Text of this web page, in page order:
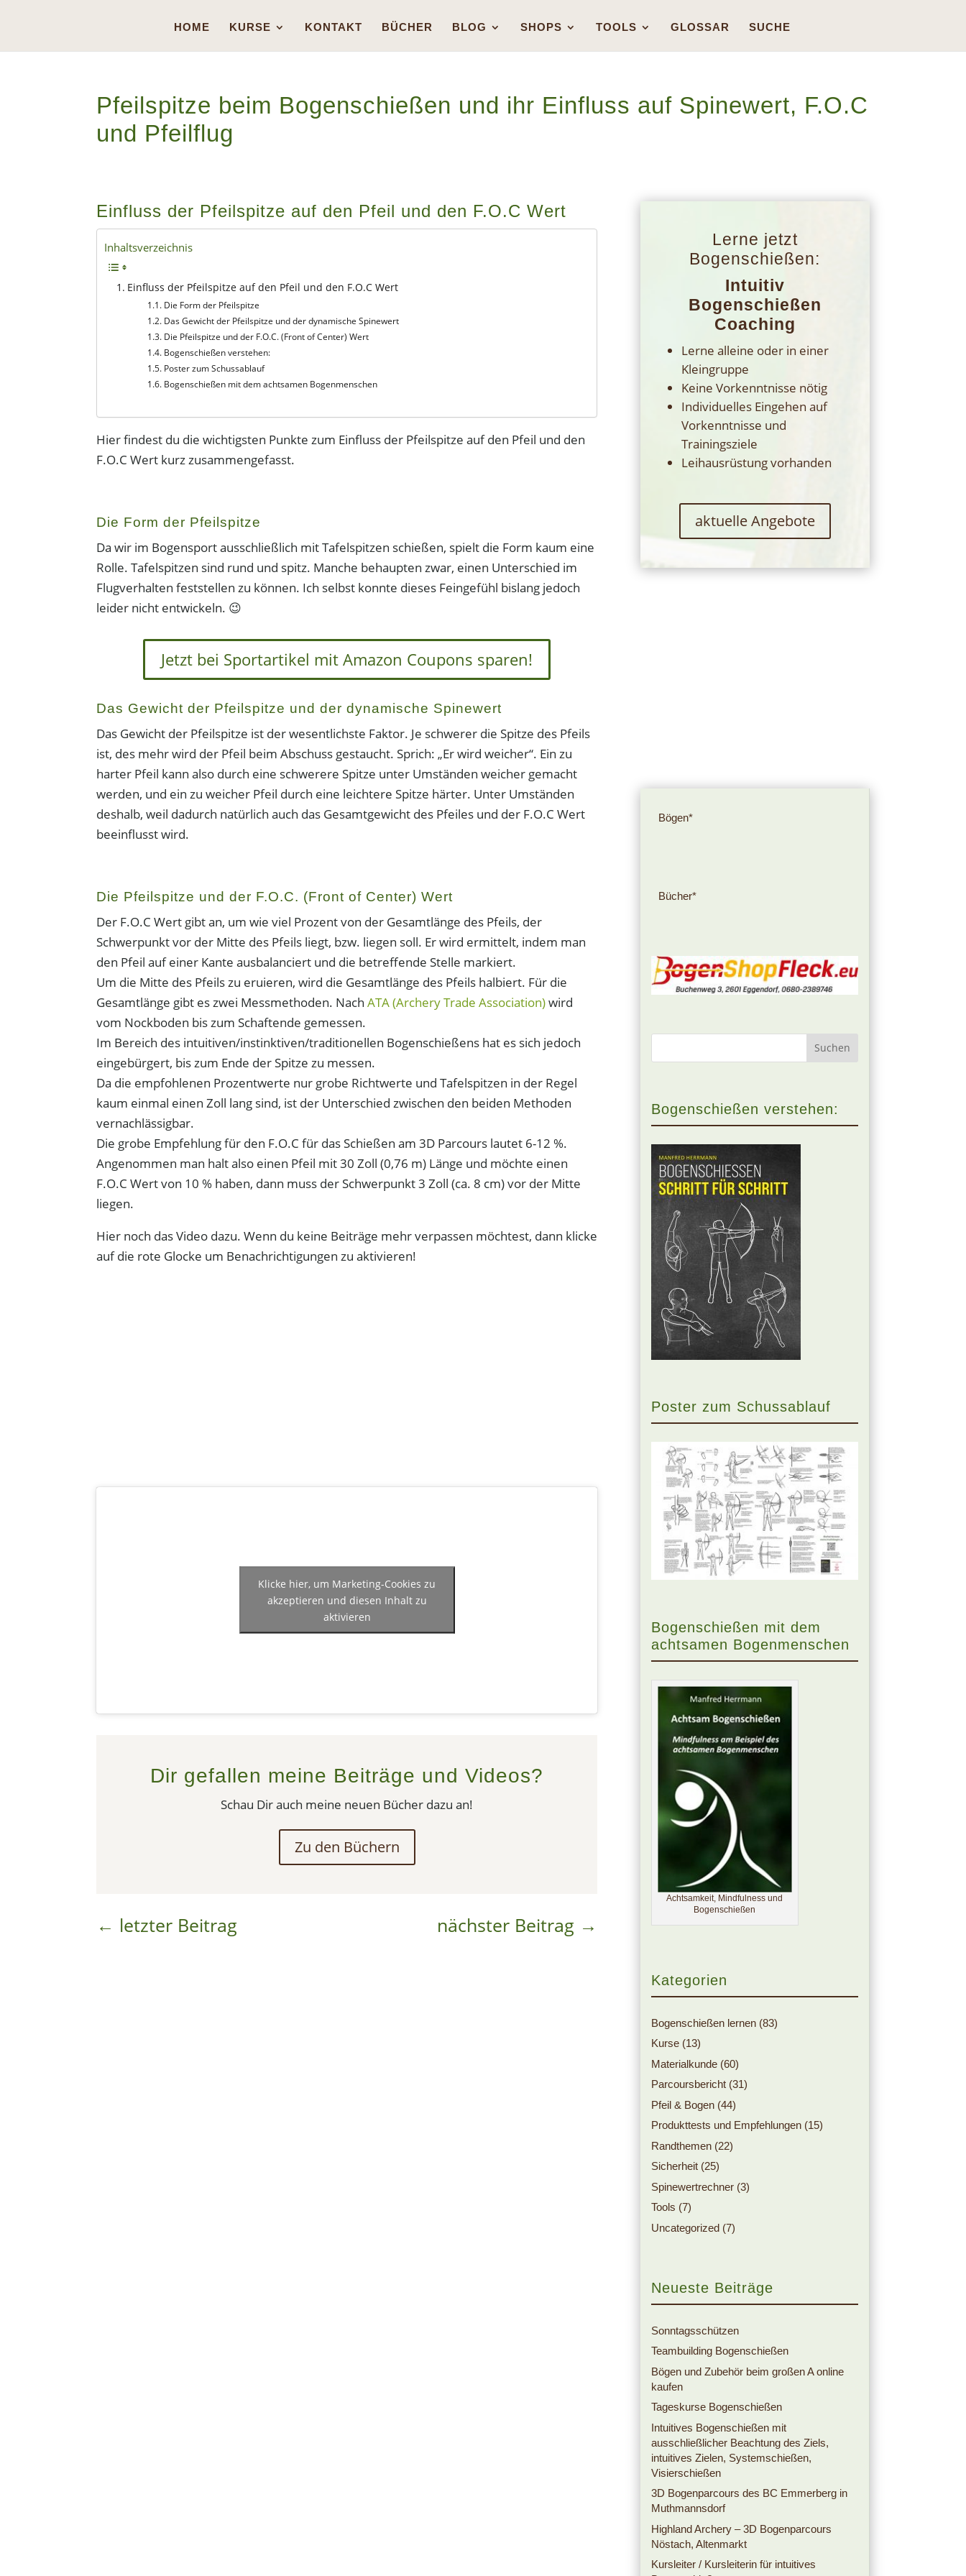
HOME KURSE KONTAKT BÜCHER BLOG SHOPS TOOLS GLOSSAR SUCHE
Pfeilspitze beim Bogenschießen und ihr Einfluss auf Spinewert, F.O.C
und Pfeilflug
Einfluss der Pfeilspitze auf den Pfeil und den F.O.C Wert
Inhaltsverzeichnis
Einfluss der Pfeilspitze auf den Pfeil und den F.O.C Wert
Die Form der Pfeilspitze
Das Gewicht der Pfeilspitze und der dynamische Spinewert
Die Pfeilspitze und der F.O.C. (Front of Center) Wert
Bogenschießen verstehen:
Poster zum Schussablauf
Bogenschießen mit dem achtsamen Bogenmenschen
Hier findest du die wichtigsten Punkte zum Einfluss der Pfeilspitze auf den Pfeil und den
F.O.C Wert kurz zusammengefasst.
Die Form der Pfeilspitze
Da wir im Bogensport ausschließlich mit Tafelspitzen schießen, spielt die Form kaum eine
Rolle. Tafelspitzen sind rund und spitz. Manche behaupten zwar, einen Unterschied im
Flugverhalten feststellen zu können. Ich selbst konnte dieses Feingefühl bislang jedoch
leider nicht entwickeln. 😉
Jetzt bei Sportartikel mit Amazon Coupons sparen!
Das Gewicht der Pfeilspitze und derdynamische Spinewert
Das Gewicht der Pfeilspitze ist der wesentlichste Faktor. Je schwerer die Spitze des Pfeils
ist, des mehr wird der Pfeil beim Abschuss gestaucht. Sprich: „Er wird weicher“. Ein zu
harter Pfeil kann also durch eine schwerere Spitze unter Umständen weicher gemacht
werden, und ein zu weicher Pfeil durch eine leichtere Spitze härter. Unter Umständen
deshalb, weil dadurch natürlich auch das Gesamtgewicht des Pfeiles und der F.O.C Wert
beeinflusst wird.
Die Pfeilspitze und der F.O.C. (Front of Center) Wert
Der F.O.C Wert gibt an, um wie viel Prozent von der Gesamtlänge des Pfeils, der
Schwerpunkt vor der Mitte des Pfeils liegt, bzw. liegen soll. Er wird ermittelt, indem man
den Pfeil auf einer Kante ausbalanciert und die betreffende Stelle markiert.
Um die Mitte des Pfeils zu eruieren, wird die Gesamtlänge des Pfeils halbiert. Für die
Gesamtlänge gibt es zwei Messmethoden. NachATA (Archery Trade Association)wird
vom Nockboden bis zum Schaftende gemessen.
Im Bereich des intuitiven/instinktiven/traditionellen Bogenschießens hat es sich jedoch
eingebürgert, bis zum Ende der Spitze zu messen.
Da die empfohlenen Prozentwerte nur grobe Richtwerte und Tafelspitzen in der Regel
kaum einmal einen Zoll lang sind, ist der Unterschied zwischen den beiden Methoden
vernachlässigbar.
Die grobe Empfehlung für den F.O.C für das Schießen am 3D Parcours lautet 6-12 %.
Angenommen man halt also einen Pfeil mit 30 Zoll (0,76 m) Länge und möchte einen
F.O.C Wert von 10 % haben, dann muss der Schwerpunkt 3 Zoll (ca. 8 cm) vor der Mitte
liegen.
Hier noch das Video dazu. Wenn du keine Beiträge mehr verpassen möchtest, dann klicke
auf die rote Glocke um Benachrichtigungen zu aktivieren!
Klicke hier, um Marketing-Cookies zu
akzeptieren und diesen Inhalt zu
aktivieren
Dir gefallen meine Beiträge und Videos?
Schau Dir auch meine neuen Bücher dazu an!
Zu den Büchern
← letzter Beitrag nächster Beitrag →
Lerne jetzt
Bogenschießen:
Intuitiv
Bogenschießen
Coaching
Lerne alleine oder in einer
Kleingruppe
Keine Vorkenntnisse nötig
Individuelles Eingehen auf
Vorkenntnisse und
Trainingsziele
Leihausrüstung vorhanden
aktuelle Angebote
Bögen*
Bücher*
Bogenschießen verstehen:
Poster zum Schussablauf
Bogenschießen mit dem
achtsamen Bogenmenschen
Achtsamkeit, Mindfulness und
Bogenschießen
Kategorien
Bogenschießen lernen(83)
Kurse(13)
Materialkunde(60)
Parcoursbericht(31)
Pfeil & Bogen(44)
Produkttests und Empfehlungen(15)
Randthemen(22)
Sicherheit(25)
Spinewertrechner(3)
Tools (7)
Uncategorized(7)
Neueste Beiträge
Sonntagsschützen
Teambuilding Bogenschießen
Bögen und Zubehör beim großen A online
kaufen
Tageskurse Bogenschießen
Intuitives Bogenschießen mit
ausschließlicher Beachtung des Ziels,
intuitives Zielen, Systemschießen,
Visierschießen
3D Bogenparcours des BC Emmerberg in
Muthmannsdorf
Highland Archery – 3D Bogenparcours
Nöstach, Altenmarkt
Kursleiter / Kursleiterin für intuitives